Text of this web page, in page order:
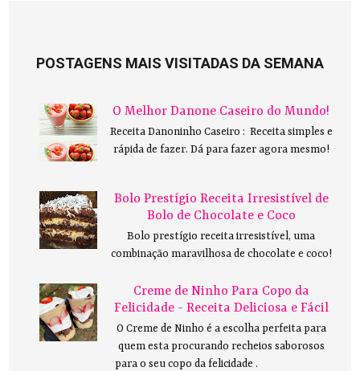
POSTAGENS MAIS VISITADAS DA SEMANA
O Melhor Danone Caseiro do Mundo!
Receita Danoninho Caseiro : Receita simples e
rápida de fazer. Dá para fazer agora mesmo!
Bolo Prestígio Receita Irresistível de
Bolo de Chocolate e Coco
Bolo prestígio receita irresistível, uma
combinação maravilhosa de chocolate e coco!
Creme de Ninho Para Copo da
Felicidade - Receita Deliciosa e Fácil
O Creme de Ninho é a escolha perfeita para
quem esta procurando recheios saborosos
para o seu copo da felicidade .